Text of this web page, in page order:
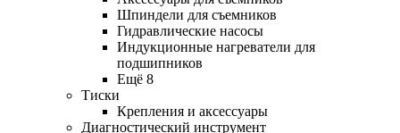
Шпиндели для съемников
Гидравлические насосы
Индукционные нагреватели для
подшипников
Ещё 8
Тиски
Крепления и аксессуары
Диагностический инструмент